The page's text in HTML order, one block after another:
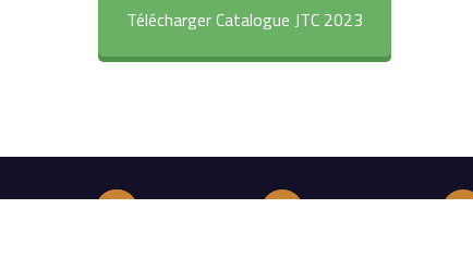
Télécharger Catalogue JTC 2023
TWITTER INSTAGRAM